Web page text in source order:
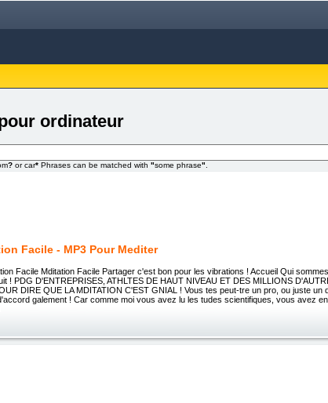
ordinateur
? or car* Phrases can be matched with "some phrase"
Facile - MP3 Pour Mediter
Facile Mditation Facile Partager c'est bon pour les vibrations ! Accueil Qui
! PDG D'ENTREPRISES, ATHLTES DE HAUT NIVEAU ET DES MILLIONS
DIRE QUE LA MDITATION C'EST GNIAL ! Vous tes peut-tre un pro, ou juste un
galement ! Car comme moi vous avez lu les tudes scientifiques, vous avez